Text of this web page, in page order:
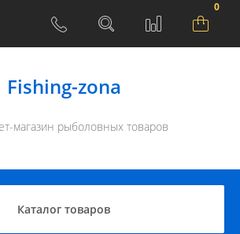
0
Fishing-zona
магазин рыболовных товаров
Каталог товаров